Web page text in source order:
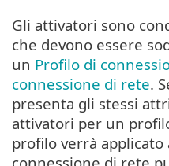
Gli attivatori sono
che devono essere
un Profilo di
connessione di rete.
presenta gli stessi
attivatori per un
profilo verrà